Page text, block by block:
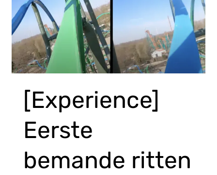
[Experience]
Eerste
bemande ritten